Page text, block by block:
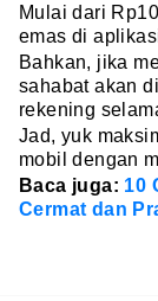
Mulai dari
emas di
Bahkan, jika
sahabat akan
rekening
Jad, yuk
mobil dengan
Baca juga: 10
Cermat dan